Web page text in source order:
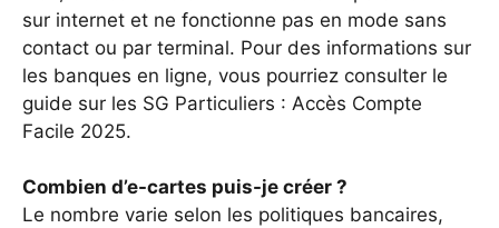
sur internet et ne fonctionne pas en mode sans
contact ou par terminal. Pour des informations sur
les banques en ligne, vous pourriez consulter le
guide sur les SG Particuliers : Accès Compte
Facile 2025.
Combien d’e-cartes puis-je créer ?
Le nombre varie selon les politiques bancaires,